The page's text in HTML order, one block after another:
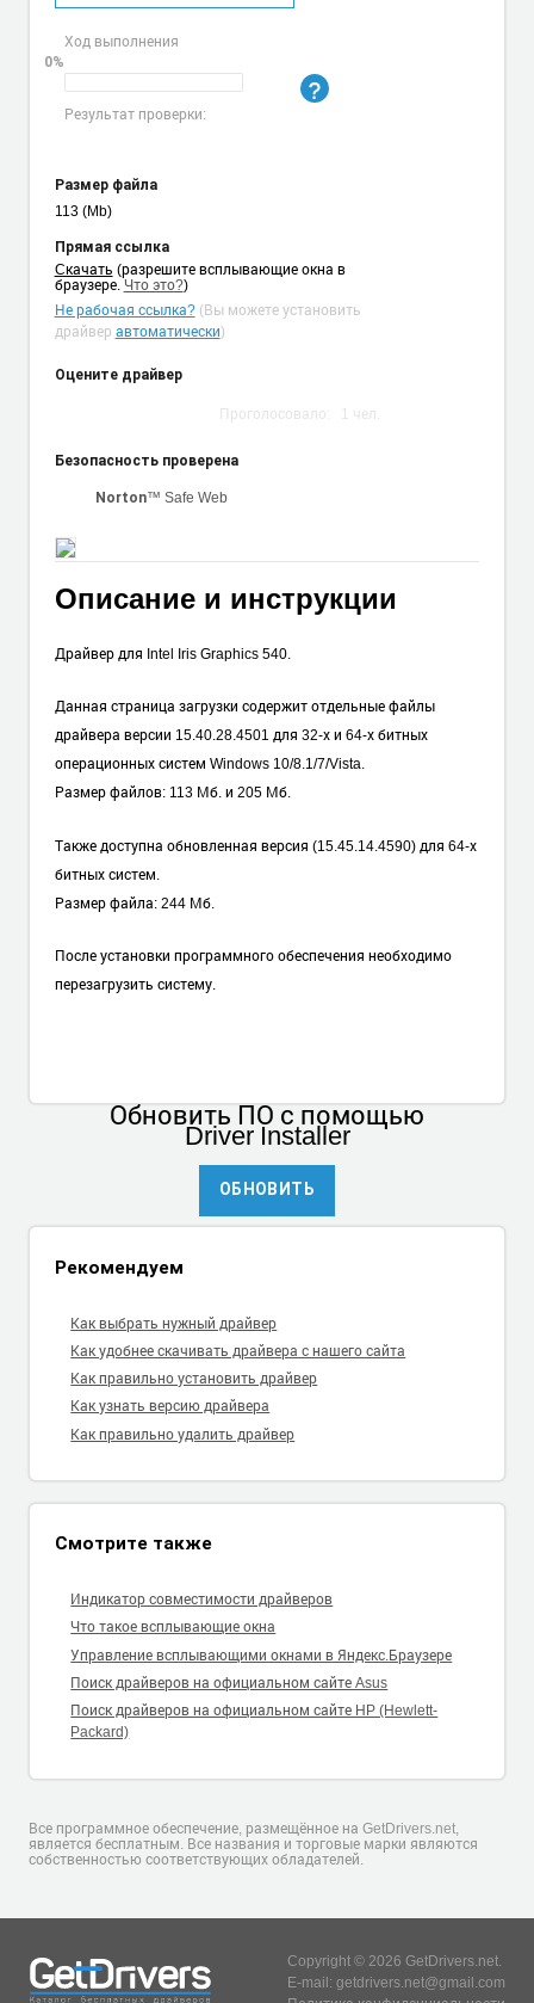
Ход выполнения
0%
Результат проверки:
Размер файла
113 (Mb)
Прямая ссылка
Cкачать (разрешите всплывающие окна в
браузере. Что это?)
Не рабочая ссылка?(Вы можете установить
драйвер автоматически)
Оцените драйвер
Проголосовало: 1 чел.
Безопасность проверена
Norton™ Safe Web
Описание и инструкции
Драйвер для Intel Iris Graphics 540.
Данная страница загрузки содержит отдельные файлы
драйвера версии 15.40.28.4501 для 32-х и 64-х битных
операционных систем Windows 10/8.1/7/Vista.
Размер файлов: 113 Мб. и 205 Мб.
Также доступна обновленная версия (15.45.14.4590) для 64-х
битных систем.
Размер файла: 244 Мб.
После установки программного обеспечения необходимо
перезагрузить систему.
Обновить ПОс помощью
Driver Installer
ОБНОВИТЬ
Рекомендуем
Как выбрать нужный драйвер
Как удобнее скачивать драйвера с нашего сайта
Как правильно установить драйвер
Как узнать версию драйвера
Как правильно удалить драйвер
Смотрите также
Индикатор совместимости драйверов
Что такое всплывающие окна
Управление всплывающими окнами в Яндекс.Браузере
Поиск драйверов на официальном сайте Asus
Поиск драйверов на официальном сайте HP (Hewlett-
Packard)
Все программное обеспечение, размещённое на GetDrivers.net,
является бесплатным. Все названия и торговые марки являются
собственностью соответствующих обладателей.
Copyright © 2026 GetDrivers.net.
E-mail: getdrivers.net@gmail.com